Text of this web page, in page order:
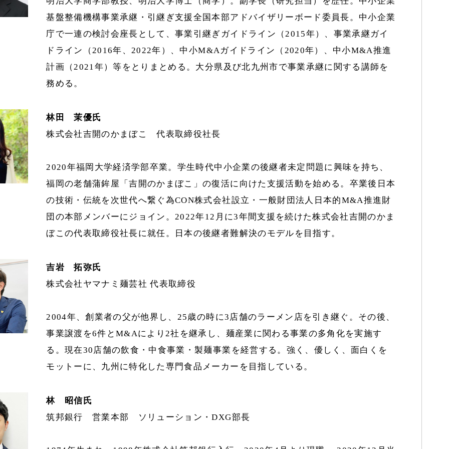
基盤整備機構事業承継・引継ぎ支援全国本部アドバイザリーボード委員長。中小企業
庁で一連の検討会座長として、事業引継ぎガイドライン（2015年）、事業承継ガイ
ドライン（2016年、2022年）、中小M&Aガイドライン（2020年）、中小M&A推進
計画（2021年）等をとりまとめる。大分県及び北九州市で事業承継に関する講師を
務める。
林田 茉優氏
株式会社吉開のかまぼこ 代表取締役社長
2020年福岡大学経済学部卒業。学生時代中小企業の後継者未定問題に興味を持ち、
福岡の老舗蒲鉾屋「吉開のかまぼこ」の復活に向けた支援活動を始める。卒業後日本
の技術・伝統を次世代へ繋ぐ為CON株式会社設立・一般財団法人日本的M&A推進財
団の本部メンバーにジョイン。2022年12月に3年間支援を続けた株式会社吉開のかま
ぼこの代表取締役社長に就任。日本の後継者難解決のモデルを目指す。
吉岩 拓弥氏
株式会社ヤマナミ麺芸社 代表取締役
2004年、創業者の父が他界し、25歳の時に3店舗のラーメン店を引き継ぐ。その後、
事業譲渡を6件とM&Aにより2社を継承し、麺産業に関わる事業の多角化を実施す
る。現在30店舗の飲食・中食事業・製麺事業を経営する。強く、優しく、面白くを
モットーに、九州に特化した専門食品メーカーを目指している。
林 昭信氏
筑邦銀行 営業本部 ソリューション・DXG部長